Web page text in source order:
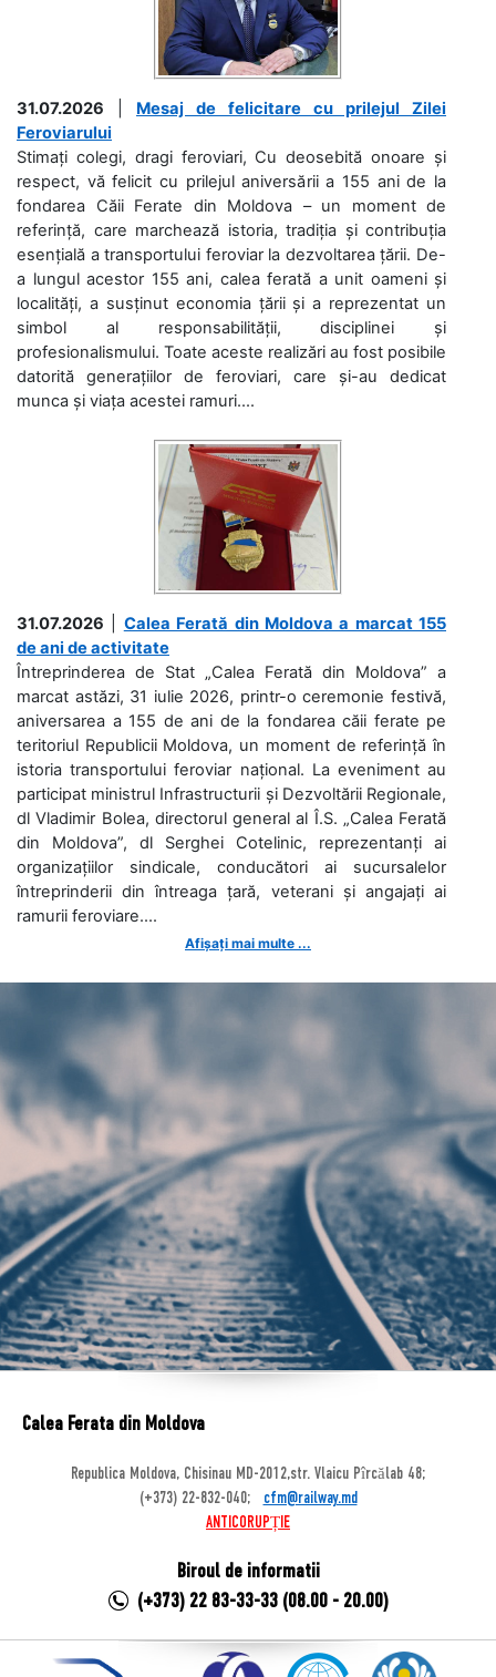
31.07.2026
Mesaj de felicitare cu prilejul Zilei
Feroviarului
Stimați colegi, dragi feroviari, Cu deosebită onoare și
respect, vă felicit cu prilejul aniversării a 155 ani de la
fondarea Căii Ferate din Moldova – un moment de
referință, care marchează istoria, tradiția și contribuția
esențială a transportului feroviar la dezvoltarea țării. De-
a lungul acestor 155 ani, calea ferată a unit oameni și
localități, a susținut economia țării și a reprezentat un
simbol al responsabilității, disciplinei și
profesionalismului. Toate aceste realizări au fost posibile
datorită generațiilor de feroviari, care și-au dedicat
munca și viața acestei ramuri....
31.07.2026
Calea Ferată din Moldova a marcat 155
de ani de activitate
Întreprinderea de Stat „Calea Ferată din Moldova” a
marcat astăzi, 31 iulie 2026, printr-o ceremonie festivă,
aniversarea a 155 de ani de la fondarea căii ferate pe
teritoriul Republicii Moldova, un moment de referință în
istoria transportului feroviar național. La eveniment au
participat ministrul Infrastructurii și Dezvoltării Regionale,
dl Vladimir Bolea, directorul general al Î.S. „Calea Ferată
din Moldova”, dl Serghei Cotelinic, reprezentanți ai
organizațiilor sindicale, conducători ai sucursalelor
întreprinderii din întreaga țară, veterani și angajați ai
ramurii feroviare....
Afișați mai multe ...
Calea Ferata din Moldova
Republica Moldova, Chisinau MD-2012,str. Vlaicu Pîrcălab 48;
(+373) 22-832-040;
cfm@railway.md
ANTICORUPȚIE
Biroul de informatii
(+373) 22 83-33-33 (08.00 - 20.00)